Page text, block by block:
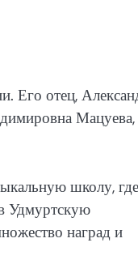
Его отец,
Мацуева,
школу, где
Удмуртскую
наград и